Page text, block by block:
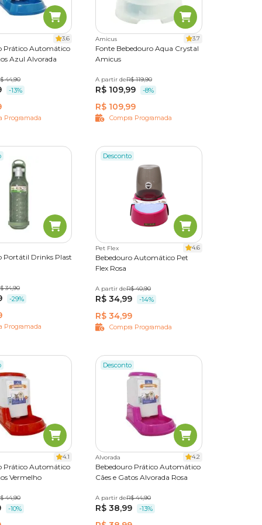
isso,
por
e a
mais
evitar
você
a
3.6
Prático Automático
Azul Alvorada
44,90
-13%
Programada
Amicus 3.7
Fonte Bebedouro Aqua Crystal
Amicus
Único
A partir deR$ 119,90
R$ 109,99 -8%
R$ 109,99
Compra Programada
Portátil Drinks Plast
34,90
-29%
Programada
Desconto
Pet Flex 4.6
Bebedouro Automático Pet
Flex Rosa
1,8 L
A partir deR$ 40,90
R$ 34,99 -14%
R$ 34,99
Compra Programada
4.1
Prático Automático
Vermelho
44,90
-10%
Desconto
Alvorada 4.2
Bebedouro Prático Automático
Cães e Gatos Alvorada Rosa
Único
A partir deR$ 44,90
R$ 38,99 -13%